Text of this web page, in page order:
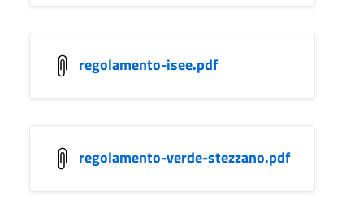
regolamento-isee.pdf
regolamento-verde-stezzano.pdf